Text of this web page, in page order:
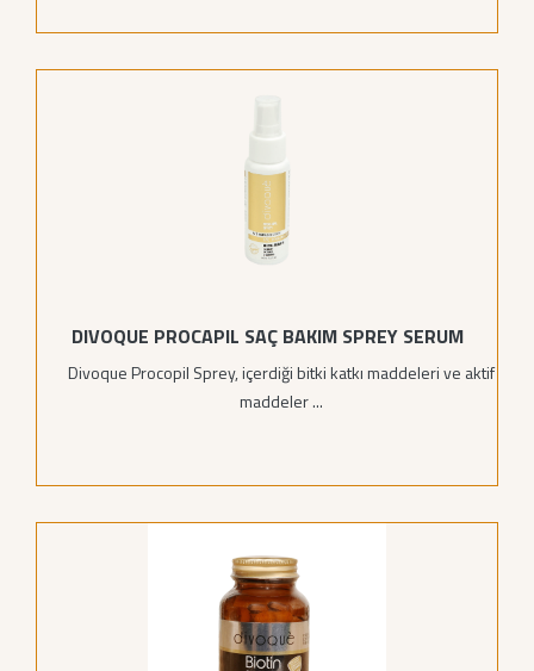
DIVOQUE PROCAPIL SAÇ BAKIM SPREY SERUM
Divoque Procopil Sprey, içerdiği bitki katkı maddeleri ve aktif
maddeler ...